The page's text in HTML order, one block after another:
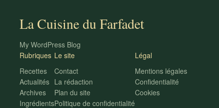
La Cuisine du Farfadet
My WordPress Blog
Rubriques
Recettes
Actualités
Archives
Ingrédients
Le site
Contact
La rédaction
Plan du site
Politique de confidentialité
Légal
Mentions légales
Confidentialité
Cookies